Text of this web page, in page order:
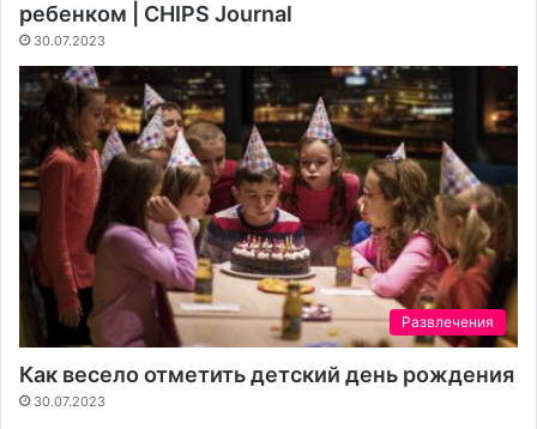
ребенком | CHIPS Journal
30.07.2023
Развлечения
Как весело отметить детский день рождения
30.07.2023